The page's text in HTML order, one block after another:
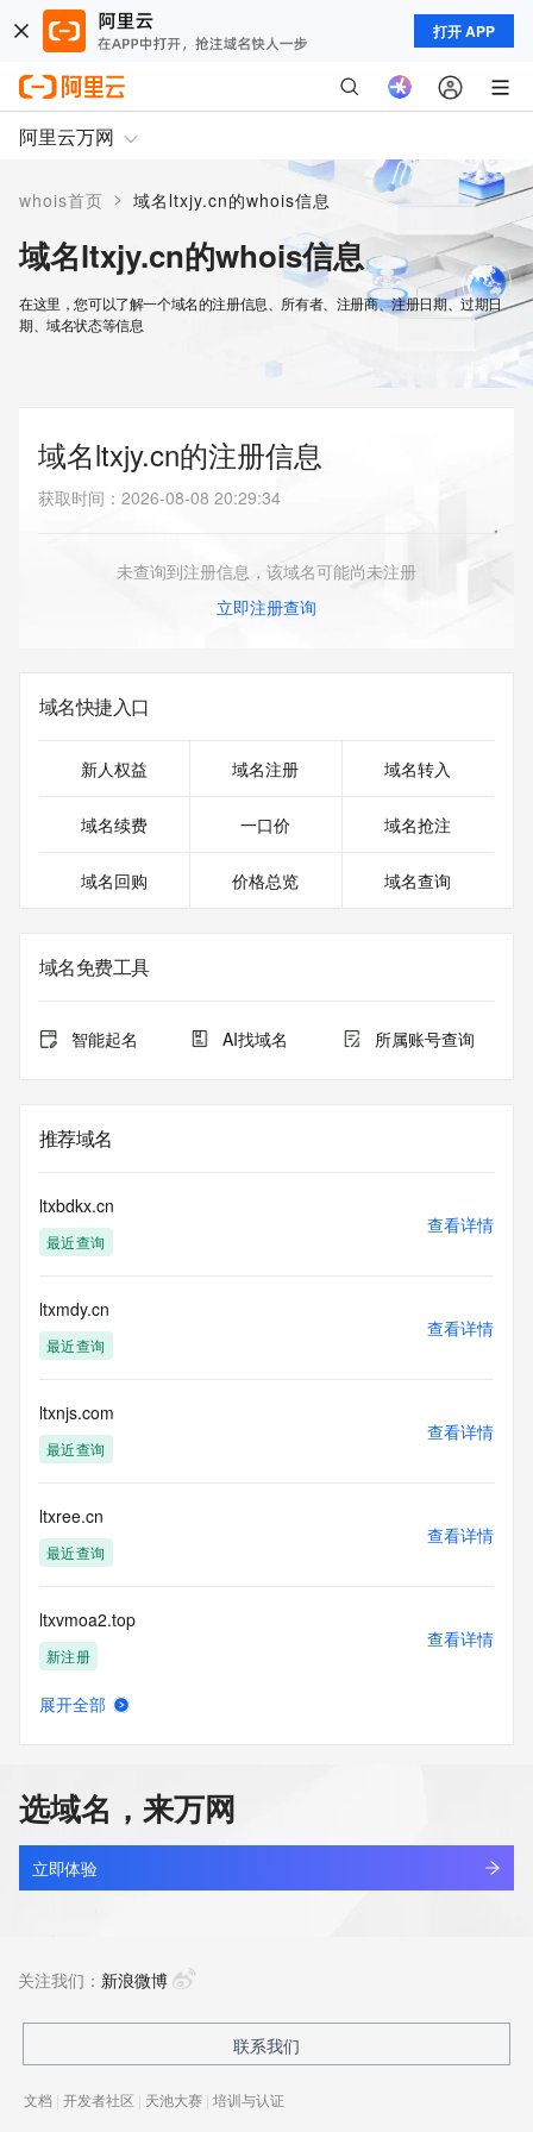
打开 APP
阿里云万网
whois首页 > 域名ltxjy.cn的whois信息
域名ltxjy.cn的whois信息
在这里，您可以了解一个域名的注册信息、所有者、注册商、注册日期、过期日
期、域名状态等信息
域名ltxjy.cn的注册信息
获取时间 ： 2026-08-08 20:29:34
未查询到注册信息，该域名可能尚未注册
立即注册查询
域名快捷入口
新人权益 域名注册 域名转入
域名续费 一口价 域名抢注
域名回购 价格总览 域名查询
域名免费工具
智能起名 AI找域名 所属账号查询
推荐域名
ltxbdkx.cn
最近查询
查看详情
ltxmdy.cn
最近查询
查看详情
ltxnjs.com
最近查询
查看详情
ltxree.cn
最近查询
查看详情
ltxvmoa2.top
新注册
查看详情
ltxwhg.com.cn
最近查询
查看详情
最近查询
展开全部
选域名，来万网
立即体验
关注我们： 新浪微博
联系我们
文档 | 开发者社区 | 天池大赛 | 培训与认证